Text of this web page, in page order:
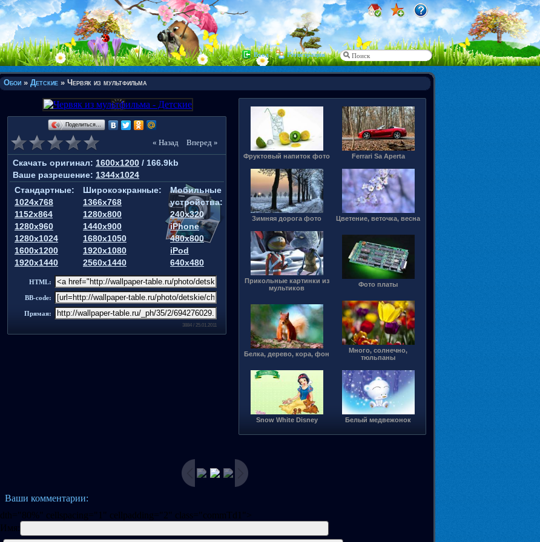
Вход Регистрация
Обои » Детские » Червяк из мультфильма
Поделиться…
« Назад Вперед »
Скачать оригинал: 1600x1200 / 166.9kb
Ваше разрешение: 1344x1024
Стандартные:
1024x768
1152x864
1280x960
1280x1024
1600x1200
1920x1440
Широкоэкранные:
1366x768
1280x800
1440x900
1680x1050
1920x1080
2560x1440
Мобильные
устройства:
240x320
iPhone
480x800
iPod
640x480
HTML:
BB-code:
Прямая:
3884 / 25.01.2011
Фруктовый напиток фото Ferrari Sa Aperta
Зимняя дорога фото Цветение, веточка, весна
Прикольные картинки из
мультиков
Фото платы
Белка, дерево, кора, фон
Много, солнечно,
тюльпаны
Snow White Disney Белый медвежонок
Ваши комментарии:
dth="80%" cellspacing="1" cellpadding="2" class="commTd1">
Имя: